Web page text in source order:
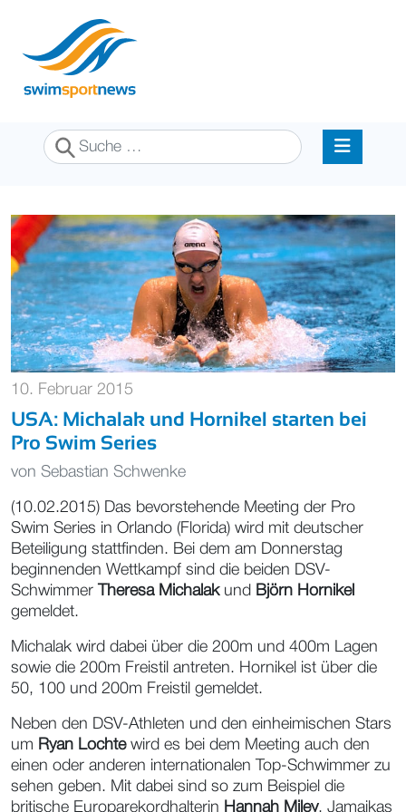
Suchen
10. Februar 2015
USA: Michalak und Hornikel starten bei
Pro Swim Series
von Sebastian Schwenke
(10.02.2015) Das bevorstehende Meeting der Pro
Swim Series in Orlando (Florida) wird mit deutscher
Beteiligung stattfinden. Bei dem am Donnerstag
beginnenden Wettkampf sind die beiden DSV-
Schwimmer Theresa Michalakund Björn Hornikel
gemeldet.
Michalak wird dabei über die 200m und 400m Lagen
sowie die 200m Freistil antreten. Hornikel ist über die
50, 100 und 200m Freistil gemeldet.
Neben den DSV-Athleten und den einheimischen Stars
um Ryan Lochtewird es bei dem Meeting auch den
einen oder anderen internationalen Top-Schwimmer zu
sehen geben. Mit dabei sind so zum Beispiel die
britische Europarekordhalterin Hannah Miley, Jamaikas